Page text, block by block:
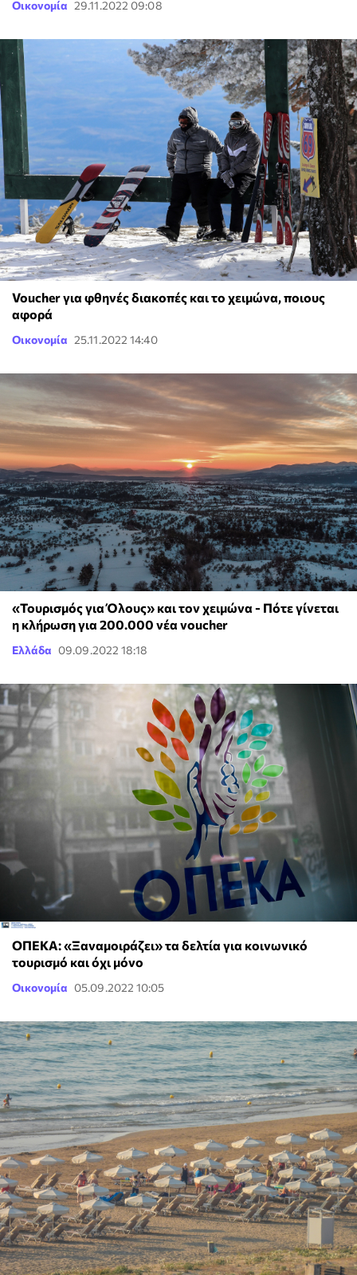
Οικονομία 29.11.2022 09:08
Voucher για φθηνές διακοπές και το χειμώνα, ποιους
αφορά
Οικονομία 25.11.2022 14:40
«Τουρισμός για Όλους» και τον χειμώνα - Πότε γίνεται
η κλήρωση για 200.000 νέα voucher
Ελλάδα 09.09.2022 18:18
ΟΠΕΚΑ: «Ξαναμοιράζει» τα δελτία για κοινωνικό
τουρισμό και όχι μόνο
Οικονομία 05.09.2022 10:05